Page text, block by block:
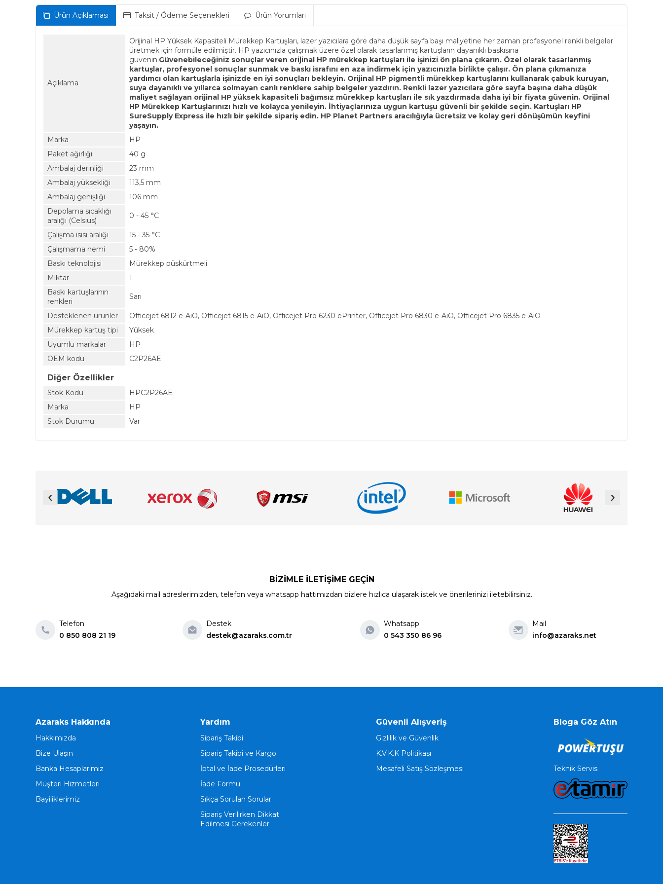
Ürün Açıklaması Taksit / Ödeme Seçenekleri Ürün Yorumları
Açıklama
Orijinal HP Yüksek Kapasiteli Mürekkep Kartuşları, lazer yazıcılara göre daha düşük sayfa başı maliyetine her zaman profesyonel renkli belgeler
üretmek için formüle edilmiştir. HP yazıcınızla çalışmak üzere özel olarak tasarlanmış kartuşların dayanıklı baskısına
güvenin.Güvenebileceğiniz sonuçlar veren orijinal HP mürekkep kartuşları ile işinizi ön plana çıkarın. Özel olarak tasarlanmış
kartuşlar, profesyonel sonuçlar sunmak ve baskı israfını en aza indirmek için yazıcınızla birlikte çalışır. Ön plana çıkmanıza
yardımcı olan kartuşlarla işinizde en iyi sonuçları bekleyin. Orijinal HP pigmentli mürekkep kartuşlarını kullanarak çabuk kuruyan,
suya dayanıklı ve yıllarca solmayan canlı renklere sahip belgeler yazdırın. Renkli lazer yazıcılara göre sayfa başına daha düşük
maliyet sağlayan orijinal HP yüksek kapasiteli bağımsız mürekkep kartuşları ile sık yazdırmada daha iyi bir fiyata güvenin. Orijinal
HP Mürekkep Kartuşlarınızı hızlı ve kolayca yenileyin. İhtiyaçlarınıza uygun kartuşu güvenli bir şekilde seçin. Kartuşları HP
SureSupply Express ile hızlı bir şekilde sipariş edin. HP Planet Partners aracılığıyla ücretsiz ve kolay geri dönüşümün keyfini
yaşayın.
Marka
HP
Paket ağırlığı
40 g
Ambalaj derinliği
23 mm
Ambalaj yüksekliği
113,5 mm
Ambalaj genişliği
106 mm
Depolama sıcaklığı
aralığı (Celsius)
0 - 45 °C
Çalışma ısısı aralığı
15 - 35 °C
Çalışmama nemi
5 - 80%
Baskı teknolojisi
Mürekkep püskürtmeli
Miktar
1
Baskı kartuşlarının
renkleri
Sarı
Desteklenen ürünler
Officejet 6812 e-AiO, Officejet 6815 e-AiO, Officejet Pro 6230 ePrinter, Officejet Pro 6830 e-AiO, Officejet Pro 6835 e-AiO
Mürekkep kartuş tipi
Yüksek
Uyumlu markalar
HP
OEM kodu
C2P26AE
Diğer Özellikler
Stok Kodu
HPC2P26AE
Marka
HP
Stok Durumu
Var
‹ ›
BİZİMLE İLETİŞİME GEÇİN
Aşağıdaki mail adreslerimizden, telefon veya whatsapp hattımızdan bizlere hızlıca ulaşarak istek ve önerilerinizi iletebilirsiniz.
Telefon
0 850 808 21 19
Destek
destek@azaraks.com.tr
Whatsapp
0 543 350 86 96
Mail
info@azaraks.net
Azaraks Hakkında
Hakkımızda
Bize Ulaşın
Banka Hesaplarımız
Müşteri Hizmetleri
Bayiliklerimiz
Yardım
Sipariş Takibi
Sipariş Takibi ve Kargo
İptal ve İade Prosedürleri
İade Formu
Sıkça Sorulan Sorular
Sipariş Verilirken Dikkat
Edilmesi Gerekenler
Güvenli Alışveriş
Gizlilik ve Güvenlik
K.V.K.K Politikası
Mesafeli Satış Sözleşmesi
Bloga Göz Atın
Teknik Servis